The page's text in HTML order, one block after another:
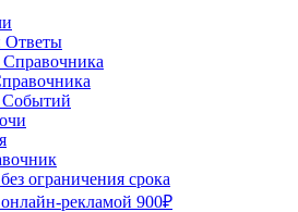
Ответы
Событий
ограничения срока
рекламой 900₽